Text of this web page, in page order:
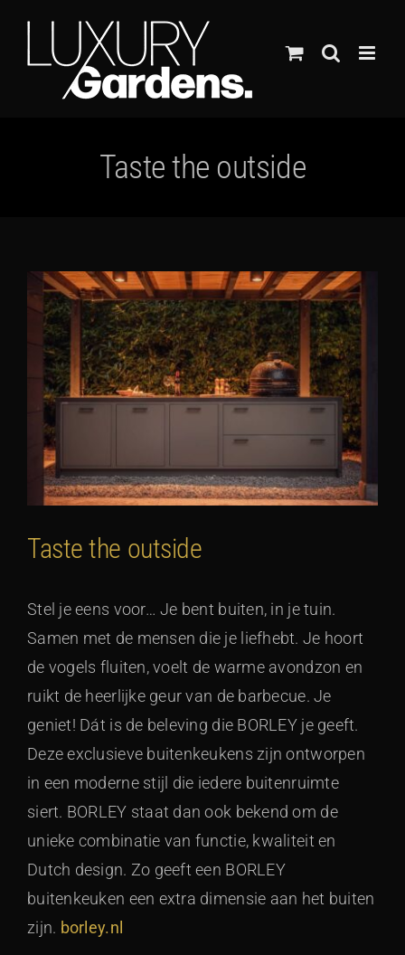
inhoud
Taste the outside
Bekijk
grotere
afbeelding
Taste the outside
Stel je eens voor… Je bent buiten, in je tuin.
Samen met de mensen die je liefhebt. Je hoort
de vogels fluiten, voelt de warme avondzon en
ruikt de heerlijke geur van de barbecue. Je
geniet! Dát is de beleving die BORLEY je geeft.
Deze exclusieve buitenkeukens zijn ontworpen
in een moderne stijl die iedere buitenruimte
siert. BORLEY staat dan ook bekend om de
unieke combinatie van functie, kwaliteit en
Dutch design. Zo geeft een BORLEY
buitenkeuken een extra dimensie aan het buiten
zijn. borley.nl